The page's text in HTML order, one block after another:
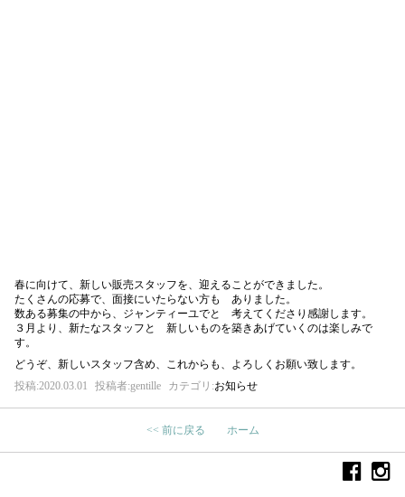
春に向けて、新しい販売スタッフを、迎えることができました。
たくさんの応募で、面接にいたらない方も ありました。
数ある募集の中から、ジャンティーユでと 考えてくださり感謝します。
３月より、新たなスタッフと 新しいものを築きあげていくのは楽しみで
す。
どうぞ、新しいスタッフ含め、これからも、よろしくお願い致します。
投稿:2020.03.01 投稿者:gentille カテゴリ:お知らせ
<< 前に戻る ホーム